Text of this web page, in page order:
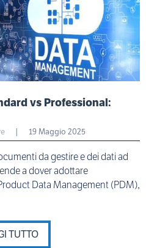
vs Professional:
| 19 Maggio 2025
da gestire e dei dati ad
a dover adottare
Data Management (PDM),
TUTTO